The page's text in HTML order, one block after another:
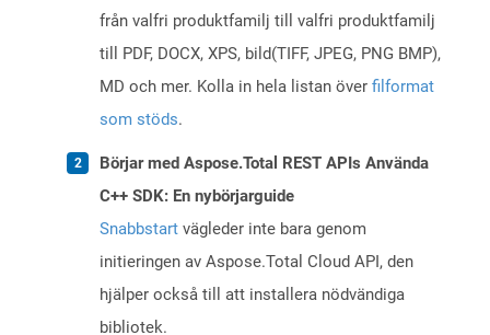
från valfri produktfamilj till valfri produktfamilj
till PDF, DOCX, XPS, bild(TIFF, JPEG, PNG BMP),
MD och mer. Kolla in hela listan över filformat
som stöds.
Börjar med Aspose.Total REST APIs Använda
C++ SDK: En nybörjarguide
Snabbstart vägleder inte bara genom
initieringen av Aspose.Total Cloud API, den
hjälper också till att installera nödvändiga
bibliotek.